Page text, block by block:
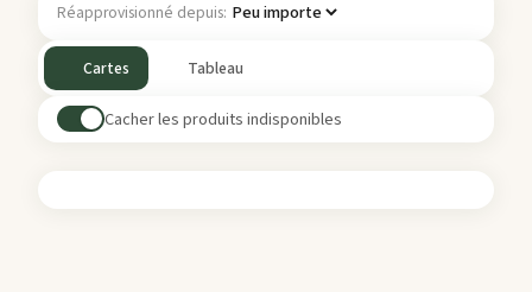
Réapprovisionné depuis:
Cartes Tableau
Cacher les produits indisponibles